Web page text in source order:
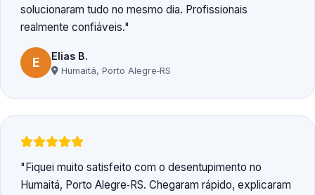
solucionaram tudo no mesmo dia. Profissionais
realmente confiáveis.
E Elias B.
Humaitá, Porto Alegre‑RS
Fiquei muito satisfeito com o desentupimento no
Humaitá, Porto Alegre‑RS. Chegaram rápido, explicaram